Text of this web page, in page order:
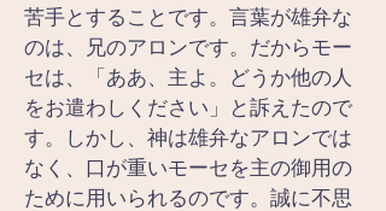
苦手とすることです。言葉が雄弁な
のは、兄のアロンです。だからモー
セは、「ああ、主よ。どうか他の人
をお遣わしください」と訴えたので
す。しかし、神は雄弁なアロンでは
なく、口が重いモーセを主の御用の
ために用いられるのです。誠に不思